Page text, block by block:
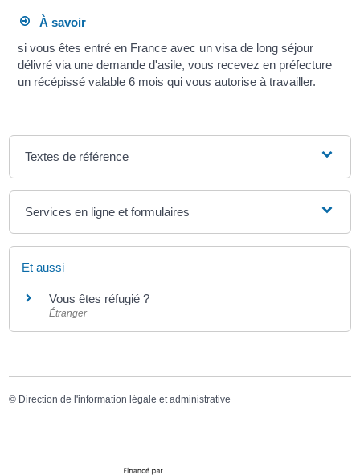
À savoir
si vous êtes entré en France avec un visa de long séjour
délivré via une demande d'asile, vous recevez en préfecture
un récépissé valable 6 mois qui vous autorise à travailler.
Textes de référence
Services en ligne et formulaires
Et aussi
Vous êtes réfugié ?
Étranger
© Direction de l'information légale et administrative